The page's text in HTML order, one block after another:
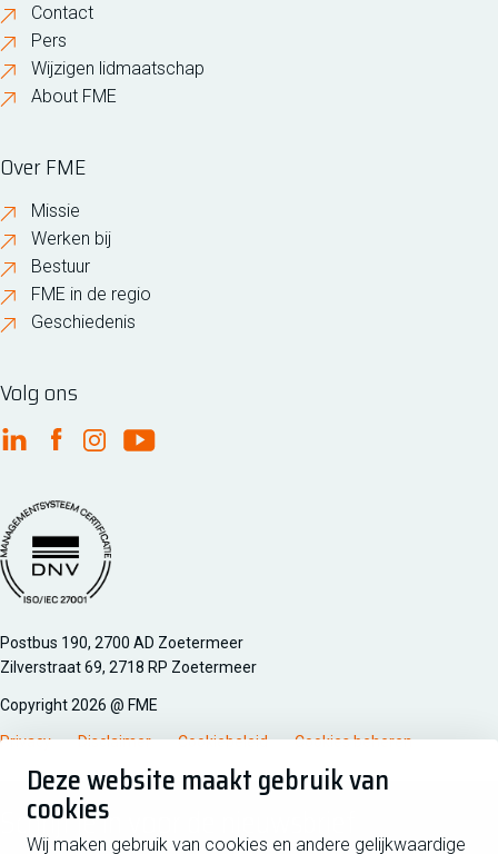
Deze website maakt gebruik van
cookies
Wij maken gebruik van cookies en andere gelijkwaardige
Contact
Pers
Wijzigen lidmaatschap
About FME
Over FME
Missie
Werken bij
Bestuur
FME in de regio
Geschiedenis
Volg ons
FME Linkedin
FME Facebook
FME Instagram
FME Youtube
Managementsyteem certificatie DNV iso/iec 27001
Postbus 190, 2700 AD Zoetermeer
Zilverstraat 69, 2718 RP Zoetermeer
Copyright 2026 @ FME
Privacy Disclaimer Cookiebeleid Cookies beheren
Schrijf je in voor de nieuwsbrief